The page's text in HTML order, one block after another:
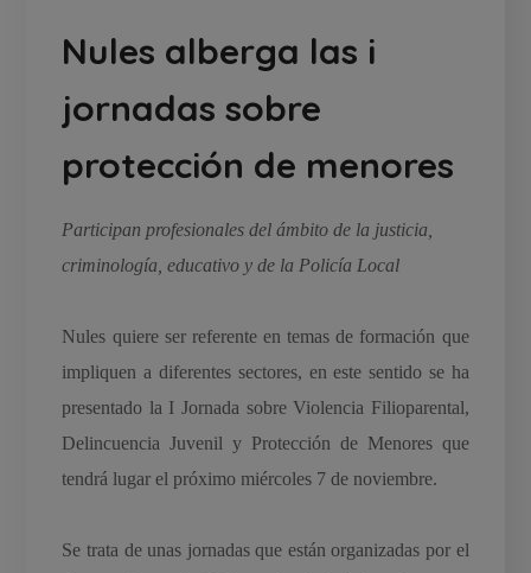
Nules alberga las i
jornadas sobre
protección de menores
Participan profesionales del ámbito de la justicia,
criminología, educativo y de la Policía Local
Nules quiere ser referente en temas de formación que
impliquen a diferentes sectores, en este sentido se ha
presentado la I Jornada sobre Violencia Filioparental,
Delincuencia Juvenil y Protección de Menores que
tendrá lugar el próximo miércoles 7 de noviembre.
Se trata de unas jornadas que están organizadas por el